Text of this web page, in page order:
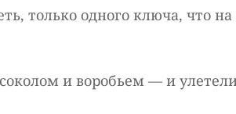
только одного ключа, что на
и воробьем — и